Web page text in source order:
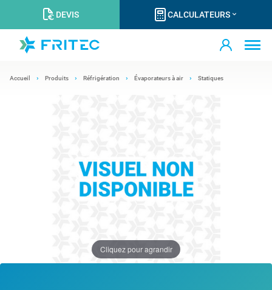
DEVIS CALCULATEURS
Accueil Produits Réfrigération Évaporateurs à air Statiques
Cliquez pour agrandir